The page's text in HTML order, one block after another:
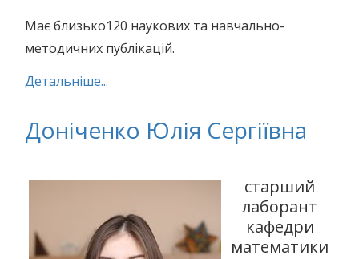
Має близько120 наукових та навчально-
методичних публікацій.
Детальніше...
Доніченко Юлія Сергіївна
старший
лаборант
кафедри
математики